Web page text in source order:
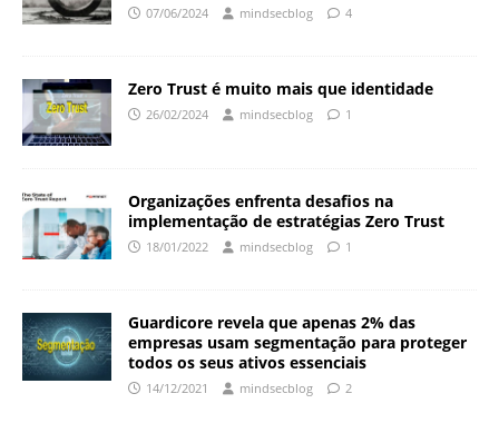
07/06/2024 mindsecblog 4
Zero Trust é muito mais que identidade
26/02/2024 mindsecblog 1
Organizações enfrenta desafios na
implementação de estratégias Zero Trust
18/01/2022 mindsecblog 1
Guardicore revela que apenas 2% das
empresas usam segmentação para proteger
todos os seus ativos essenciais
14/12/2021 mindsecblog 2